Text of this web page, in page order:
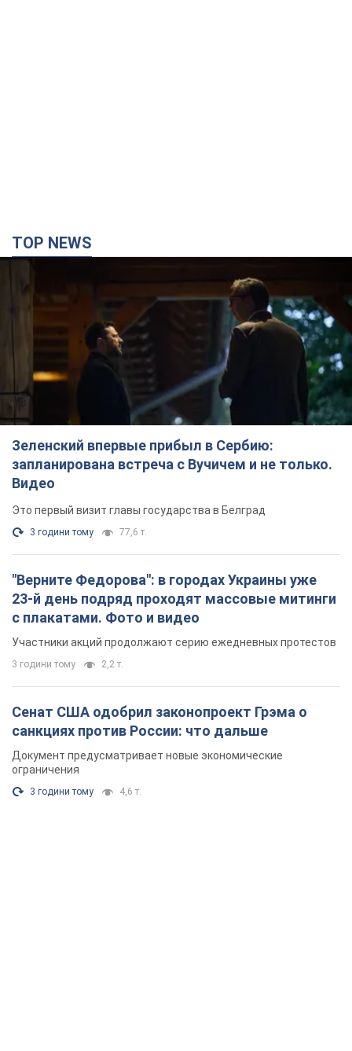
TOP NEWS
Зеленский впервые прибыл в Сербию:
запланирована встреча с Вучичем и не только.
Видео
Это первый визит главы государства в Белград
3 години тому 77,6 т.
"Верните Федорова": в городах Украины уже
23-й день подряд проходят массовые митинги
с плакатами. Фото и видео
Участники акций продолжают серию ежедневных протестов
3 години тому 2,2 т.
Сенат США одобрил законопроект Грэма о
санкциях против России: что дальше
Документ предусматривает новые экономические
ограничения
3 години тому 4,6 т.